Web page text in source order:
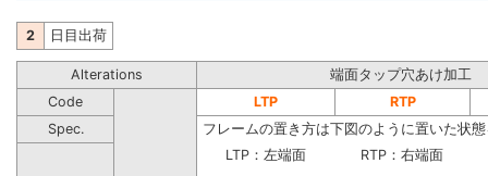
2 日目出荷
Alterations
端面タップ穴あけ加工
Code
LTP
RTP
Spec.
フレームの置き方は下図のように置いた状
LTP：左端面 RTP：右端面